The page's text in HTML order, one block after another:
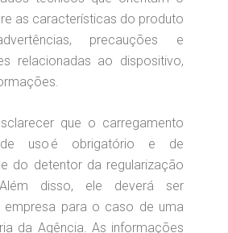
as características do produto
precauções e
relacionadas ao dispositivo,
que o carregamento
de uso é obrigatório e de
do detentor da regularização
disso, ele deverá ser
empresa para o caso de uma
da Agência. As informações